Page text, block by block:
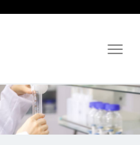
Toggle